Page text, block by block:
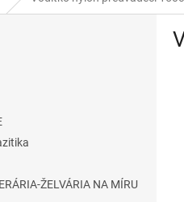
ŽELVÁRIA NA MÍRU